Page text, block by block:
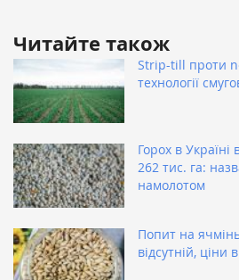
Читайте також
Strip-till проти
технології
Горох в
262 тис. га:
намолотом
Попит на
відсутній,